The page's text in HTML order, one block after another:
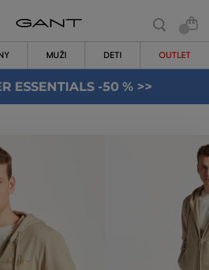
MUŽI DETI OUTLET
ESSENTIALS -50 % >>